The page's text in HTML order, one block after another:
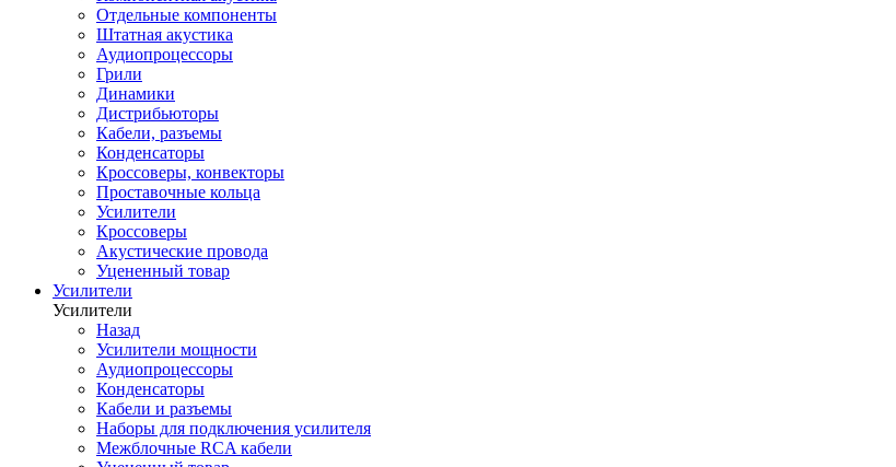
Отдельные компоненты
Штатная акустика
Аудиопроцессоры
Грили
Динамики
Дистрибьюторы
Кабели, разъемы
Конденсаторы
Кроссоверы, конвекторы
Проставочные кольца
Усилители
Кроссоверы
Акустические провода
Уцененный товар
Усилители
Усилители
Назад
Усилители мощности
Аудиопроцессоры
Конденсаторы
Кабели и разъемы
Наборы для подключения усилителя
Межблочные RCA кабели